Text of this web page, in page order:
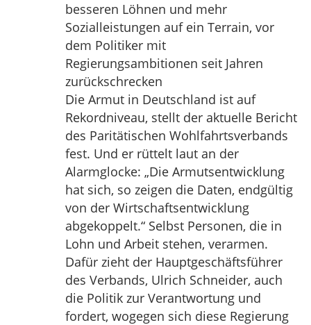
besseren Löhnen und mehr
Sozialleistungen auf ein Terrain, vor
dem Politiker mit
Regierungsambitionen seit Jahren
zurückschrecken
Die Armut in Deutschland ist auf
Rekordniveau, stellt der aktuelle Bericht
des Paritätischen Wohlfahrtsverbands
fest. Und er rüttelt laut an der
Alarmglocke: „Die Armutsentwicklung
hat sich, so zeigen die Daten, endgültig
von der Wirtschaftsentwicklung
abgekoppelt.“ Selbst Personen, die in
Lohn und Arbeit stehen, verarmen.
Dafür zieht der Hauptgeschäftsführer
des Verbands, Ulrich Schneider, auch
die Politik zur Verantwortung und
fordert, wogegen sich diese Regierung